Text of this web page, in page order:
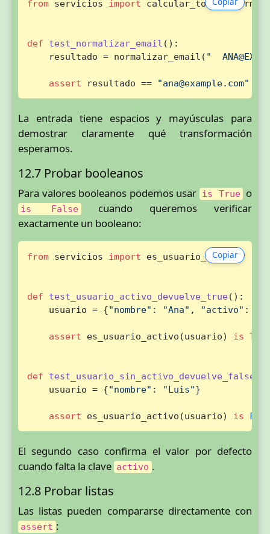
from servicios import calcular_total,
def test_normalizar_email ():
    resultado = normalizar_email(
"
assert resultado == "ana@example.com"
La entrada tiene espacios y mayúsculas para
demostrar claramente qué transformación
esperamos.
12.7 Probar booleanos
Para valores booleanos podemos usar is True o
is False cuando queremos verificar
exactamente un booleano:
Copiar
from servicios import es_usuario_activo
def test_usuario_activo_devuelve_true():
    usuario = {
"nombre" : "Ana" , "activo" :
assert es_usuario_activo(usuario) is
def test_usuario_sin_activo_devuelve_false
    usuario = {
"nombre" : "Luis"}
assert es_usuario_activo(usuario) is
El segundo caso confirma el valor por defecto
cuando falta la clave activo .
12.8 Probar listas
Las listas pueden compararse directamente con
assert :